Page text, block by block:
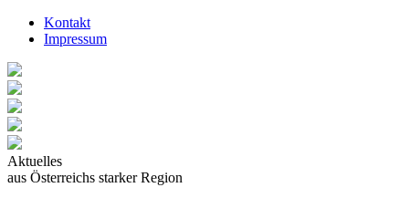
Kontakt
Impressum
Aktuelles
aus Österreichs starker Region